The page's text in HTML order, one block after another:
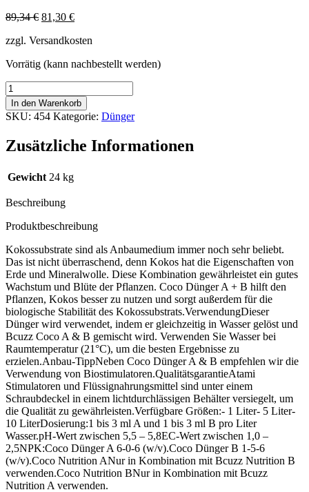
89,34€ Ursprünglicher
war:
81,30 €Aktueller
ist:
zzgl. Versandkosten
Vorrätig (kann nachbestellt werden)
Atami
B
´Cuzz
Coco
10
Menge
In den Warenkorb
SKU: 454 Kategorie: Dünger
Zusätzliche Informationen
Gewicht 24 kg
Beschreibung
Produktbeschreibung
Kokossubstrate sind als Anbaumedium immer noch sehr beliebt.
Das ist nicht überraschend, denn Kokos hat die Eigenschaften von
Erde und Mineralwolle. Diese Kombination gewährleistet ein gutes
Wachstum und Blüte der Pflanzen. Coco Dünger A + B hilft den
Pflanzen, Kokos besser zu nutzen und sorgt außerdem für die
biologische Stabilität des Kokossubstrats.VerwendungDieser
Dünger wird verwendet, indem er gleichzeitig in Wasser gelöst und
Bcuzz Coco A & B gemischt wird. Verwenden Sie Wasser bei
Raumtemperatur (21°C), um die besten Ergebnisse zu
erzielen.Anbau-TippNeben Coco Dünger A & B empfehlen wir die
Verwendung von Biostimulatoren.QualitätsgarantieAtami
Stimulatoren und Flüssignahrungsmittel sind unter einem
Schraubdeckel in einem lichtdurchlässigen Behälter versiegelt, um
die Qualität zu gewährleisten.Verfügbare Größen:- 1 Liter- 5 Liter-
10 LiterDosierung:1 bis 3 ml A und 1 bis 3 ml B pro Liter
Wasser.pH-Wert zwischen 5,5 – 5,8EC-Wert zwischen 1,0 –
2,5NPK:Coco Dünger A 6-0-6 (w/v).Coco Dünger B 1-5-6
(w/v).Coco Nutrition ANur in Kombination mit Bcuzz Nutrition B
verwenden.Coco Nutrition BNur in Kombination mit Bcuzz
Nutrition A verwenden.